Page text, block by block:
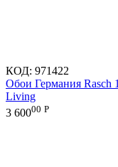
КОД: 971422
Обои Германия Rasch
Living
3 60000 Р